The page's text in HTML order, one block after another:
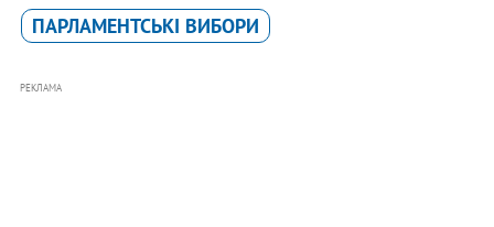
ПАРЛАМЕНТСЬКІ ВИБОРИ
РЕКЛАМА